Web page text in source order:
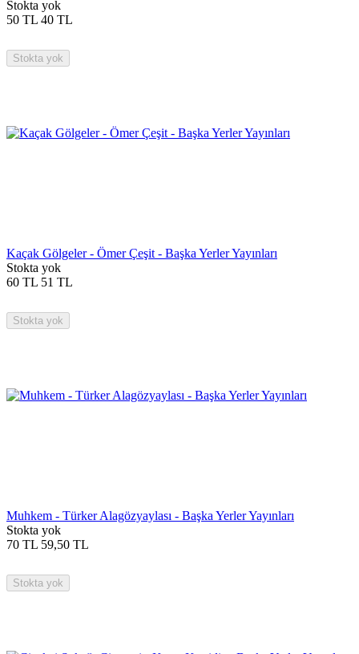
Stokta yok
50 TL 40 TL
Stokta yok
Kaçak Gölgeler - Ömer Çeşit - Başka Yerler Yayınları
Stokta yok
60 TL 51 TL
Stokta yok
Muhkem - Türker Alagözyaylası - Başka Yerler Yayınları
Stokta yok
70 TL 59,50 TL
Stokta yok